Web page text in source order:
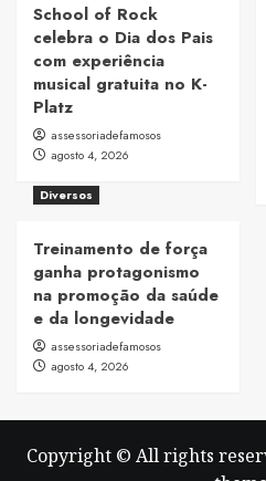
School of Rock
celebra o Dia dos Pais
com experiência
musical gratuita no K-
Platz
assessoriadefamosos
agosto 4, 2026
Diversos
Treinamento de força
ganha protagonismo
na promoção da saúde
e da longevidade
assessoriadefamosos
agosto 4, 2026
Copyright © All rights